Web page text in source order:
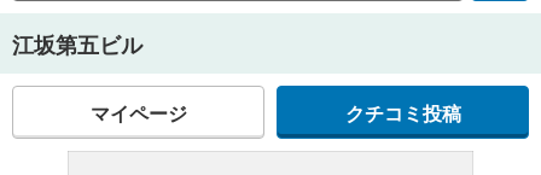
江坂第五ビル
マイページ クチコミ投稿